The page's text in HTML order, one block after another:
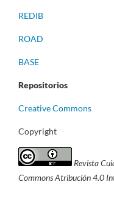
REDIB
ROAD
BASE
Repositorios
Creative Commons
Copyright
Revista
Commons Atribución 4.0